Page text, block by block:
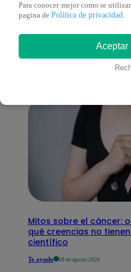
También
interesar
Mitos sobre el cáncer:
qué creencias no
científico
Te ayudo 08 de agosto 2026
Para conocer mejor como se
pagina de Política de privacidad
Aceptar